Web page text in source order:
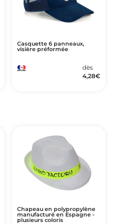
Casquette 6 panneaux,
visière préformée
dès
4,28€
Chapeau en polypropylène
manufacturé en Espagne -
plusieurs coloris